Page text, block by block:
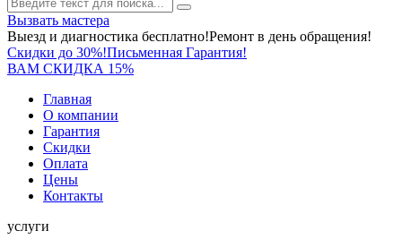
Вызвать мастера
Выезд и диагностика бесплатно!Ремонт в день обращения!
Скидки до 30%!Письменная Гарантия!
ВАМ СКИДКА 15%
Главная
О компании
Гарантия
Скидки
Оплата
Цены
Контакты
услуги